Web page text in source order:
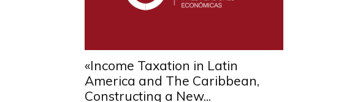
«Income Taxation in Latin
America and The Caribbean,
Constructing a New...